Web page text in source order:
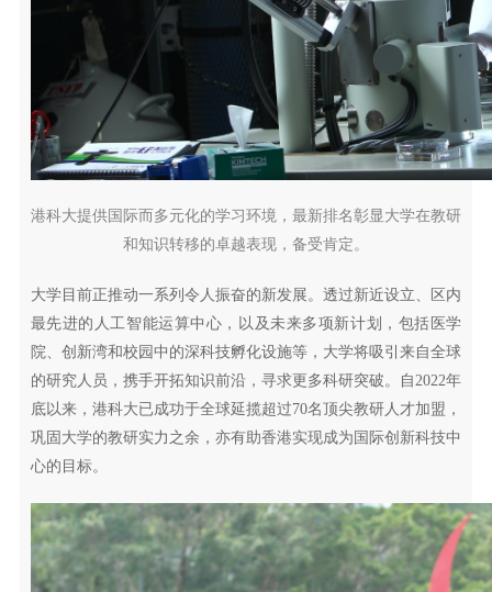
港科大提供国际而多元化的学习环境，最新排名彰显大学在教研
和知识转移的卓越表现，备受肯定。
大学目前正推动一系列令人振奋的新发展。透过新近设立、区内
最先进的人工智能运算中心，以及未来多项新计划，包括医学
院、创新湾和校园中的深科技孵化设施等，大学将吸引来自全球
的研究人员，携手开拓知识前沿，寻求更多科研突破。自2022年
底以来，港科大已成功于全球延揽超过70名顶尖教研人才加盟，
巩固大学的教研实力之余，亦有助香港实现成为国际创新科技中
心的目标。